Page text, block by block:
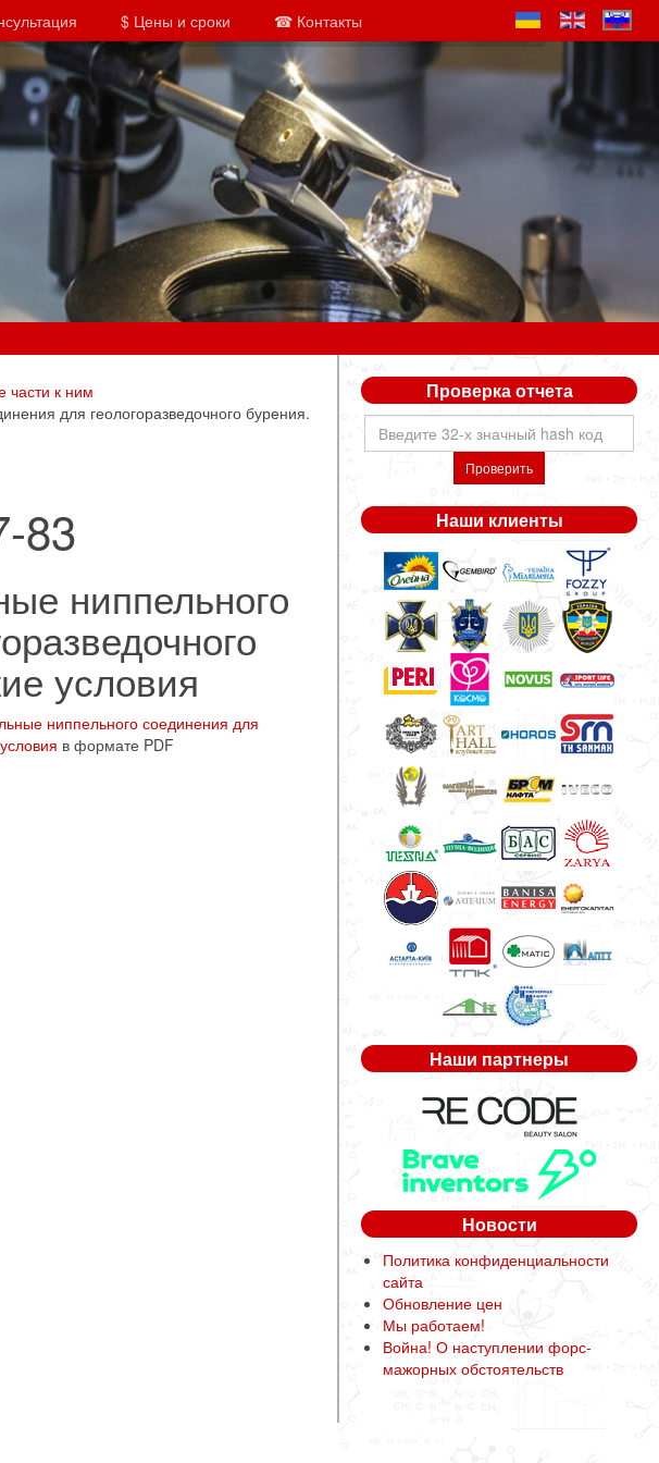
$ Цены и сроки ☎ Контакты
части к ним
для геологоразведочного бурения.
83
ниппельного
условия
ниппельного соединения для
в формате PDF
Проверка отчета
Проверить
Наши клиенты
Наши партнеры
Новости
Политика конфиденциальности
сайта
Обновление цен
Мы работаем!
Война! О наступлении форс-
мажорных обстоятельств